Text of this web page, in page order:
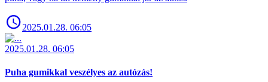
2025.01.28. 06:05
2025.01.28. 06:05
Puha gumikkal veszélyes az autózás!